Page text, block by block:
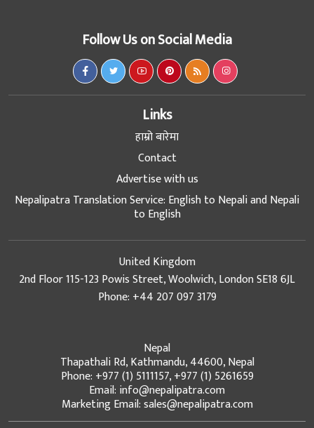
Follow Us on Social Media
Links
हाम्रो बारेमा
Contact
Advertise with us
Nepalipatra Translation Service: English to Nepali and Nepali
to English
United Kingdom
2nd Floor 115-123 Powis Street, Woolwich, London SE18 6JL
Phone: +44 207 097 3179
Nepal
Thapathali Rd, Kathmandu, 44600, Nepal
Phone: +977 (1) 5111157, +977 (1) 5261659
Email: info@nepalipatra.com
Marketing Email: sales@nepalipatra.com